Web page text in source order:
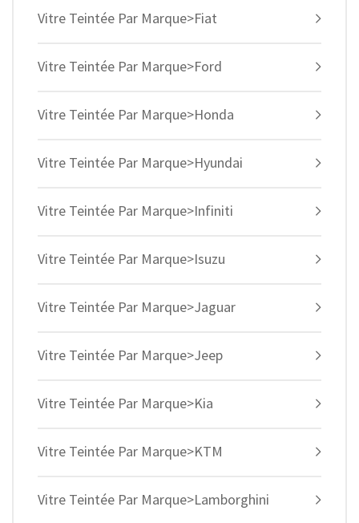
Vitre Teintée Par Marque>Fiat
Vitre Teintée Par Marque>Ford
Vitre Teintée Par Marque>Honda
Vitre Teintée Par Marque>Hyundai
Vitre Teintée Par Marque>Infiniti
Vitre Teintée Par Marque>Isuzu
Vitre Teintée Par Marque>Jaguar
Vitre Teintée Par Marque>Jeep
Vitre Teintée Par Marque>Kia
Vitre Teintée Par Marque>KTM
Vitre Teintée Par Marque>Lamborghini